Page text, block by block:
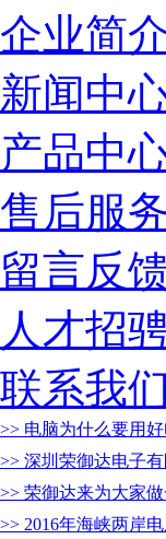
企业简
新闻中
产品中
售后服
留言反
人才招
联系我们
>> 电脑为什么要用
>> 深圳荣御达电子
>> 荣御达来为大家
>> 2016年海峡两岸